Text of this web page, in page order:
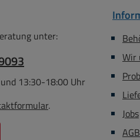
unter:
13:30-18:00 Uhr
.
Wir
Jobs